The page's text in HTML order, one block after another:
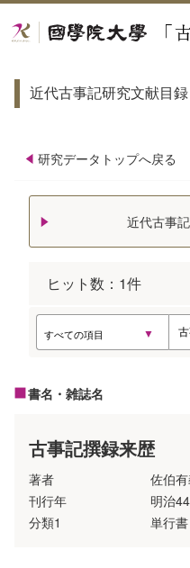
近代古事記研究文献目録
研究データトップへ戻る
近代古事
ヒット数： 1件
書名・雑誌名
古事記撰録来歴
著者
佐伯
刊行年
明治
分類1
単行書